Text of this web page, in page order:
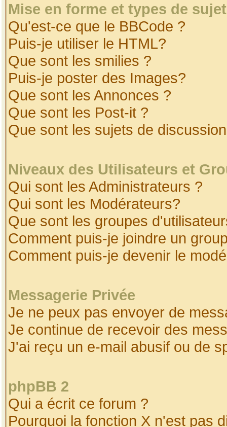
Mise en forme et types de
Qu'est-ce que le BBCode ?
Puis-je utiliser le HTML?
Que sont les smilies ?
Puis-je poster des Images?
Que sont les Annonces ?
Que sont les Post-it ?
Que sont les sujets de
Niveaux des Utilisateurs et
Qui sont les Administrateurs ?
Qui sont les Modérateurs?
Que sont les groupes
Comment puis-je joindre un
Comment puis-je devenir le
Messagerie Privée
Je ne peux pas envoyer de
Je continue de recevoir des
J'ai reçu un e-mail abusif ou de
phpBB 2
Qui a écrit ce forum ?
Pourquoi la fonction X n'est pas